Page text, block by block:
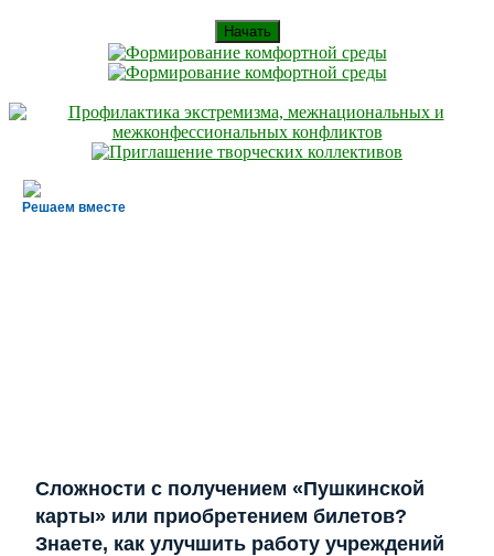
Начать
Решаем вместе
Сложности с получением «Пушкинской
карты» или приобретением билетов?
Знаете, как улучшить работу учреждений